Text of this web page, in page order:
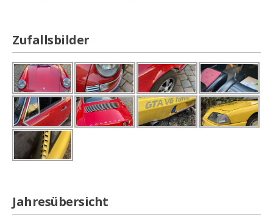
Zufallsbilder
Jahresübersicht